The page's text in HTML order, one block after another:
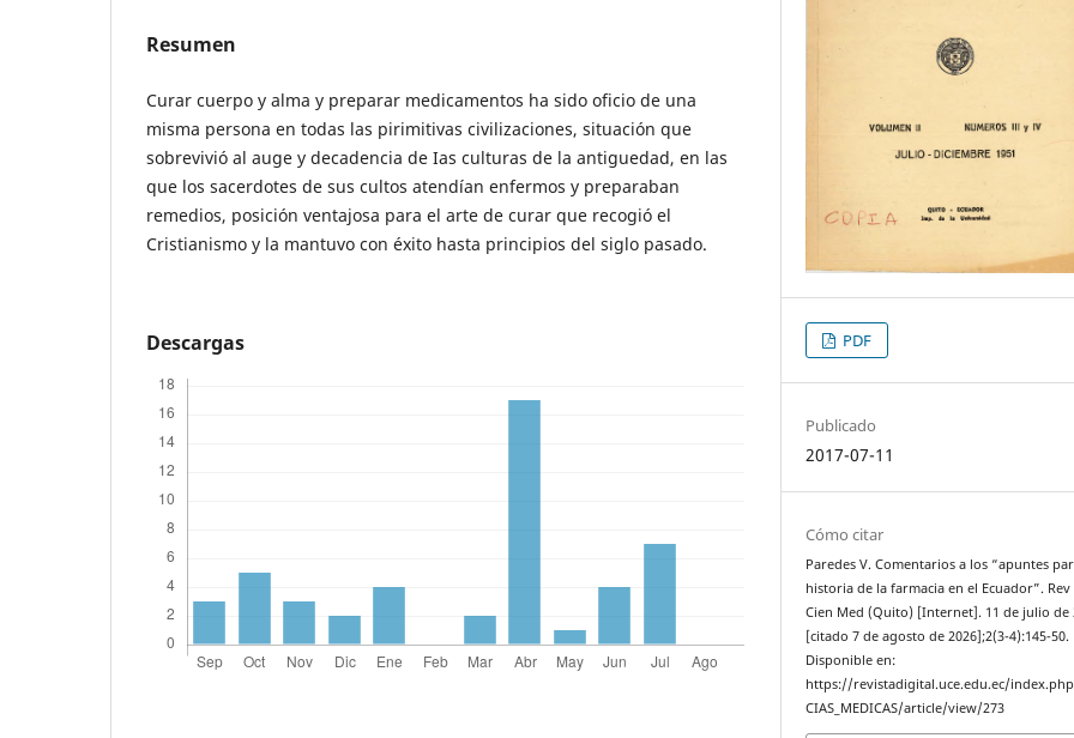
Resumen
Curar cuerpo y alma y preparar medicamentos ha sido oficio de una
misma persona en todas las pirimitivas civilizaciones, situación que
sobrevivió al auge y decadencia de Ias culturas de la antiguedad, en las
que los sacerdotes de sus cultos atendían enfermos y preparaban
remedios, posición ventajosa para el arte de curar que recogió el
Cristianismo y la mantuvo con éxito hasta principios del siglo pasado.
Descargas PDF
Publicado
2017-07-11
Cómo citar
Paredes V. Comentarios a los “apuntes
historia de la farmacia en el Ecuador”. Rev
Cien Med (Quito) [Internet]. 11 de julio de
[citado 7 de agosto de 2026];2(3-4):145-50.
Disponible en:
https://revistadigital.uce.edu.ec/
CIAS_MEDICAS/article/view/273